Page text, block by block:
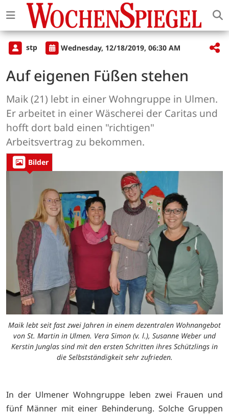
stp Wednesday, 12/18/2019, 06:30 AM
Auf eigenen Füßen stehen
Maik (21) lebt in einer Wohngruppe in Ulmen.
Er arbeitet in einer Wäscherei der Caritas und
hofft dort bald einen "richtigen"
Arbeitsvertrag zu bekommen.
Bilder
Maik lebt seit fast zwei Jahren in einem dezentralen Wohnangebot
von St. Martin in Ulmen. Vera Simon (v. l.), Susanne Weber und
Kerstin Junglas sind mit den ersten Schritten ihres Schützlings in
die Selbstständigkeit sehr zufrieden.
In der Ulmener Wohngruppe leben zwei Frauen und
fünf Männer mit einer Behinderung. Solche Gruppen